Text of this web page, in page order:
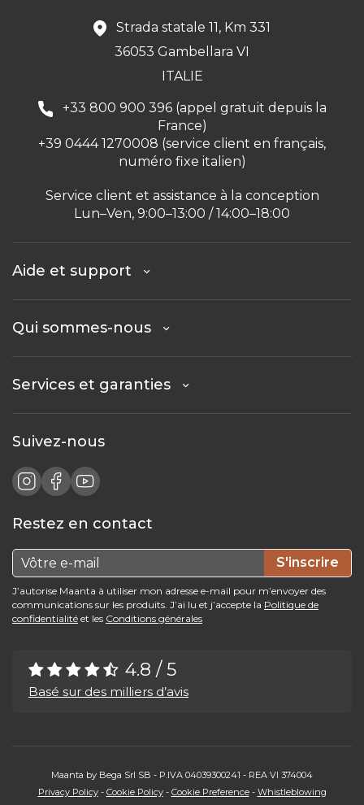
Strada statale 11, Km 331
36053 Gambellara VI
ITALIE
+33 800 900 396 (appel gratuit depuis la
France)
+39 0444 1270008 (service client en français,
numéro fixe italien)
Service client et assistance à la conception
Lun–Ven, 9:00–13:00 / 14:00–18:00
Aide et support
Qui sommes-nous
Services et garanties
Suivez-nous
Restez en contact
S'inscrire
J’autorise Maanta à utiliser mon adresse e-mail pour m’envoyer des
communications sur les produits. J’ai lu et j’accepte la Politique de
confidentialité et les Conditions générales
4.8 / 5
Basé sur des milliers d’avis
Maanta by Bega Srl SB - P.IVA 04039300241 - REA VI 374004
Privacy Policy- Cookie Policy- Cookie Preference- Whistleblowing